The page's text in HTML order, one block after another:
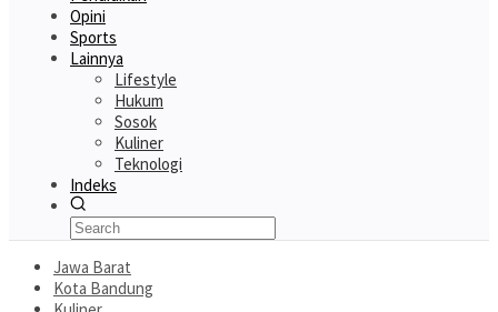
Opini
Sports
Lainnya
Lifestyle
Hukum
Sosok
Kuliner
Teknologi
Indeks
Jawa Barat
Kota Bandung